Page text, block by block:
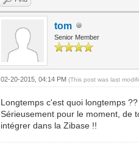
tom
Senior Member
02-20-2015, 04:14 PM(This post was last
Longtemps c'est quoi longtemps
Sérieusement pour le moment, de
intégrer dans la Zibase !!